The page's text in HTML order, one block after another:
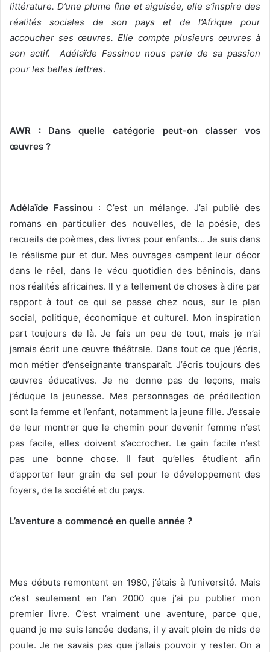
littérature. D’une plume fine et aiguisée, elle s’inspire des
réalités sociales de son pays et de l’Afrique pour
accoucher ses œuvres. Elle compte plusieurs œuvres à
son actif. Adélaïde Fassinou nous parle de sa passion
pour les belles lettres.
AWR : Dans quelle catégorie peut-on classer vos
œuvres ?
Adélaïde Fassinou : C’est un mélange. J’ai publié des
romans en particulier des nouvelles, de la poésie, des
recueils de poèmes, des livres pour enfants… Je suis dans
le réalisme pur et dur. Mes ouvrages campent leur décor
dans le réel, dans le vécu quotidien des béninois, dans
nos réalités africaines. Il y a tellement de choses à dire par
rapport à tout ce qui se passe chez nous, sur le plan
social, politique, économique et culturel. Mon inspiration
part toujours de là. Je fais un peu de tout, mais je n’ai
jamais écrit une œuvre théâtrale. Dans tout ce que j’écris,
mon métier d’enseignante transparaît. J’écris toujours des
œuvres éducatives. Je ne donne pas de leçons, mais
j’éduque la jeunesse. Mes personnages de prédilection
sont la femme et l’enfant, notamment la jeune fille. J’essaie
de leur montrer que le chemin pour devenir femme n’est
pas facile, elles doivent s’accrocher. Le gain facile n’est
pas une bonne chose. Il faut qu’elles étudient afin
d’apporter leur grain de sel pour le développement des
foyers, de la société et du pays.
L’aventure a commencé en quelle année ?
Mes débuts remontent en 1980, j’étais à l’université. Mais
c’est seulement en l’an 2000 que j’ai pu publier mon
premier livre. C’est vraiment une aventure, parce que,
quand je me suis lancée dedans, il y avait plein de nids de
poule. Je ne savais pas que j’allais pouvoir y rester. On a